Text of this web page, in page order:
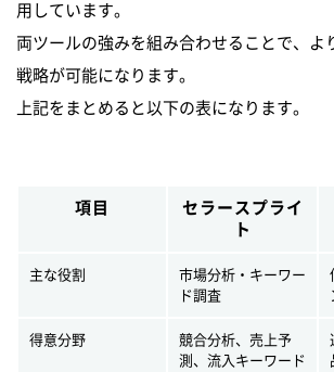
用しています。
両ツールの強みを組み合わせることで、よ
戦略が可能になります。
上記をまとめると以下の表になります。
項目
セラースプライ
ト
主な役割
市場分析・キーワー
ド調査
得意分野
競合分析、売上予
測、流入キーワード